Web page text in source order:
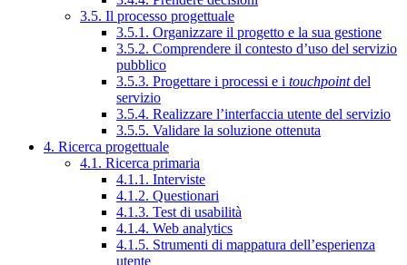
3.5. Il processo progettuale
3.5.1. Organizzare il progetto e la sua gestione
3.5.2. Comprendere il contesto d’uso del servizio
pubblico
3.5.3. Progettare i processi e i touchpointdel
servizio
3.5.4. Realizzare l’interfaccia utente del servizio
3.5.5. Validare la soluzione ottenuta
4. Ricerca progettuale
4.1. Ricerca primaria
4.1.1. Interviste
4.1.2. Questionari
4.1.3. Test di usabilità
4.1.4. Web analytics
4.1.5. Strumenti di mappatura dell’esperienza
utente